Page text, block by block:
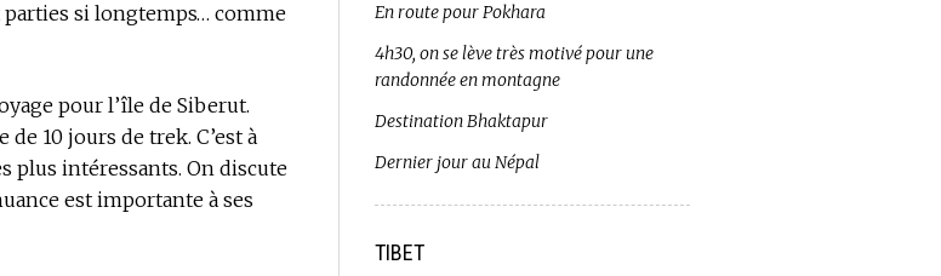
parties si longtemps… comme
pour l’île de Siberut.
10 jours de trek. C’est à
plus intéressants. On discute
est importante à ses
En route pour Pokhara
4h30, on se lève très motivé pour une
randonnée en montagne
Destination Bhaktapur
Dernier jour au Népal
TIBET